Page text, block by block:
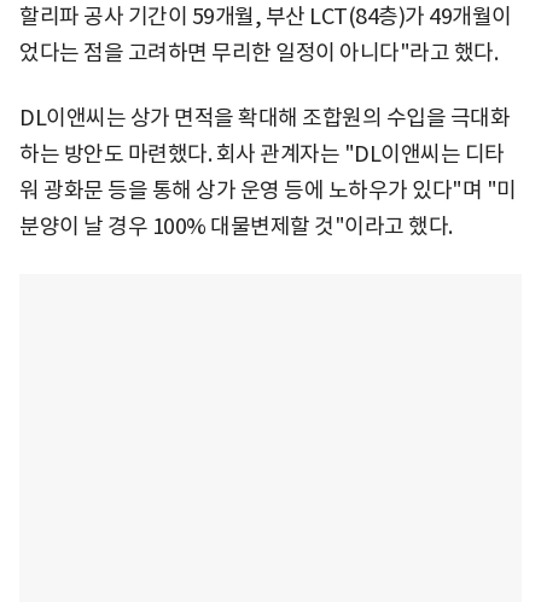
할리파 공사 기간이 59개월, 부산 LCT(84층)가 49개월이
었다는 점을 고려하면 무리한 일정이 아니다"라고 했다.
DL이앤씨는 상가 면적을 확대해 조합원의 수입을 극대화
하는 방안도 마련했다. 회사 관계자는 "DL이앤씨는 디타
워 광화문 등을 통해 상가 운영 등에 노하우가 있다"며 "미
분양이 날 경우 100% 대물변제할 것"이라고 했다.